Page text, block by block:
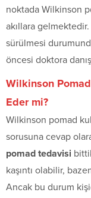
noktada Wilkinson
akıllara
sürülmesi
öncesi doktora
Wilkinson
Eder mi?
Wilkinson pomad
sorusuna cevap
pomad tedavisi
kaşıntı olabilir,
Ancak bu durum